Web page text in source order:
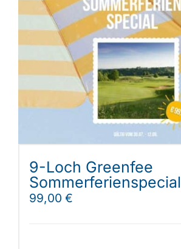
9-Loch Greenfee
Sommerferienspecial
99,00 €